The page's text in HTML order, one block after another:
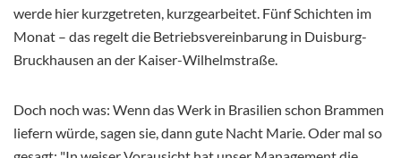
werde hier kurzgetreten, kurzgearbeitet. Fünf Schichten im
Monat – das regelt die Betriebsvereinbarung in Duisburg-
Bruckhausen an der Kaiser-Wilhelmstraße.
Doch noch was: Wenn das Werk in Brasilien schon Brammen
liefern würde, sagen sie, dann gute Nacht Marie. Oder mal so